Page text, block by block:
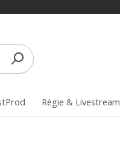
Régie & Livestream